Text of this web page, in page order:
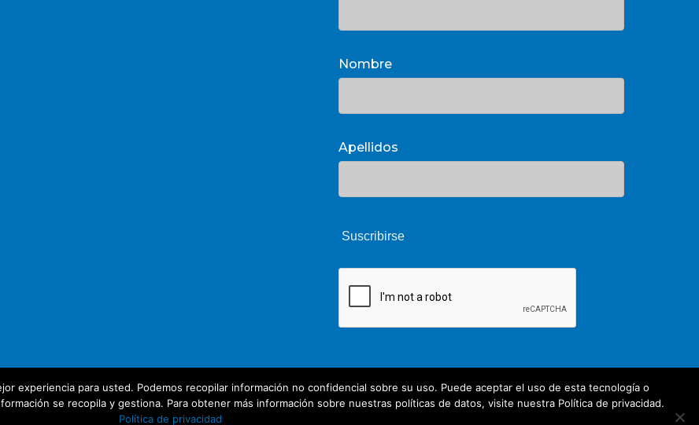
Share
Nombre
Apellidos
experiencia para usted. Podemos recopilar información no confidencial sobre su uso. Puede aceptar el uso de esta tecnología o
se recopila y gestiona. Para obtener más información sobre nuestras políticas de datos, visite nuestra Política de privacidad.
Política de privacidad